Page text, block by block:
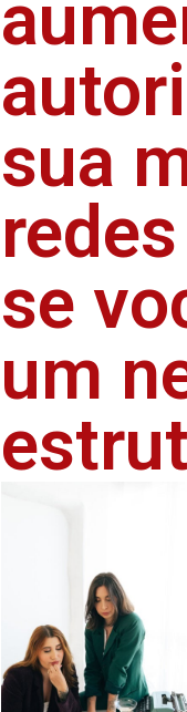
sua
se
um